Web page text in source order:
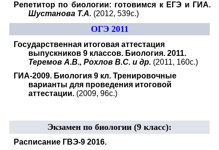
Репетитор по биологии: готовимся к ЕГЭ и ГИА.
Шустанова Т.А. (2012, 539с.)
ОГЭ 2011
Государственная итоговая аттестация
выпускников 9 классов. Биология. 2011.
Теремов А.В., Рохлов В.С. и др. (2011, 160с.)
ГИА-2009. Биология 9 кл. Тренировочные
варианты для проведения итоговой
аттестации. (2009, 96с.)
Экзамен по биологии (9 класс):
Расписание ГВЭ-9 2016.